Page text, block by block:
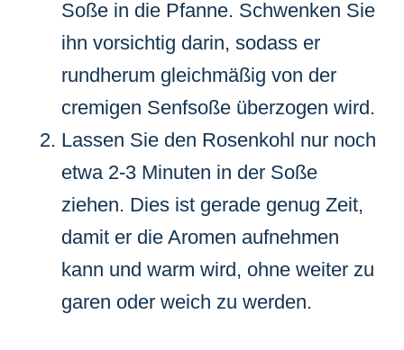
Soße in die Pfanne. Schwenken Sie
ihn vorsichtig darin, sodass er
rundherum gleichmäßig von der
cremigen Senfsoße überzogen wird.
Lassen Sie den Rosenkohl nur noch
etwa 2-3 Minuten in der Soße
ziehen. Dies ist gerade genug Zeit,
damit er die Aromen aufnehmen
kann und warm wird, ohne weiter zu
garen oder weich zu werden.